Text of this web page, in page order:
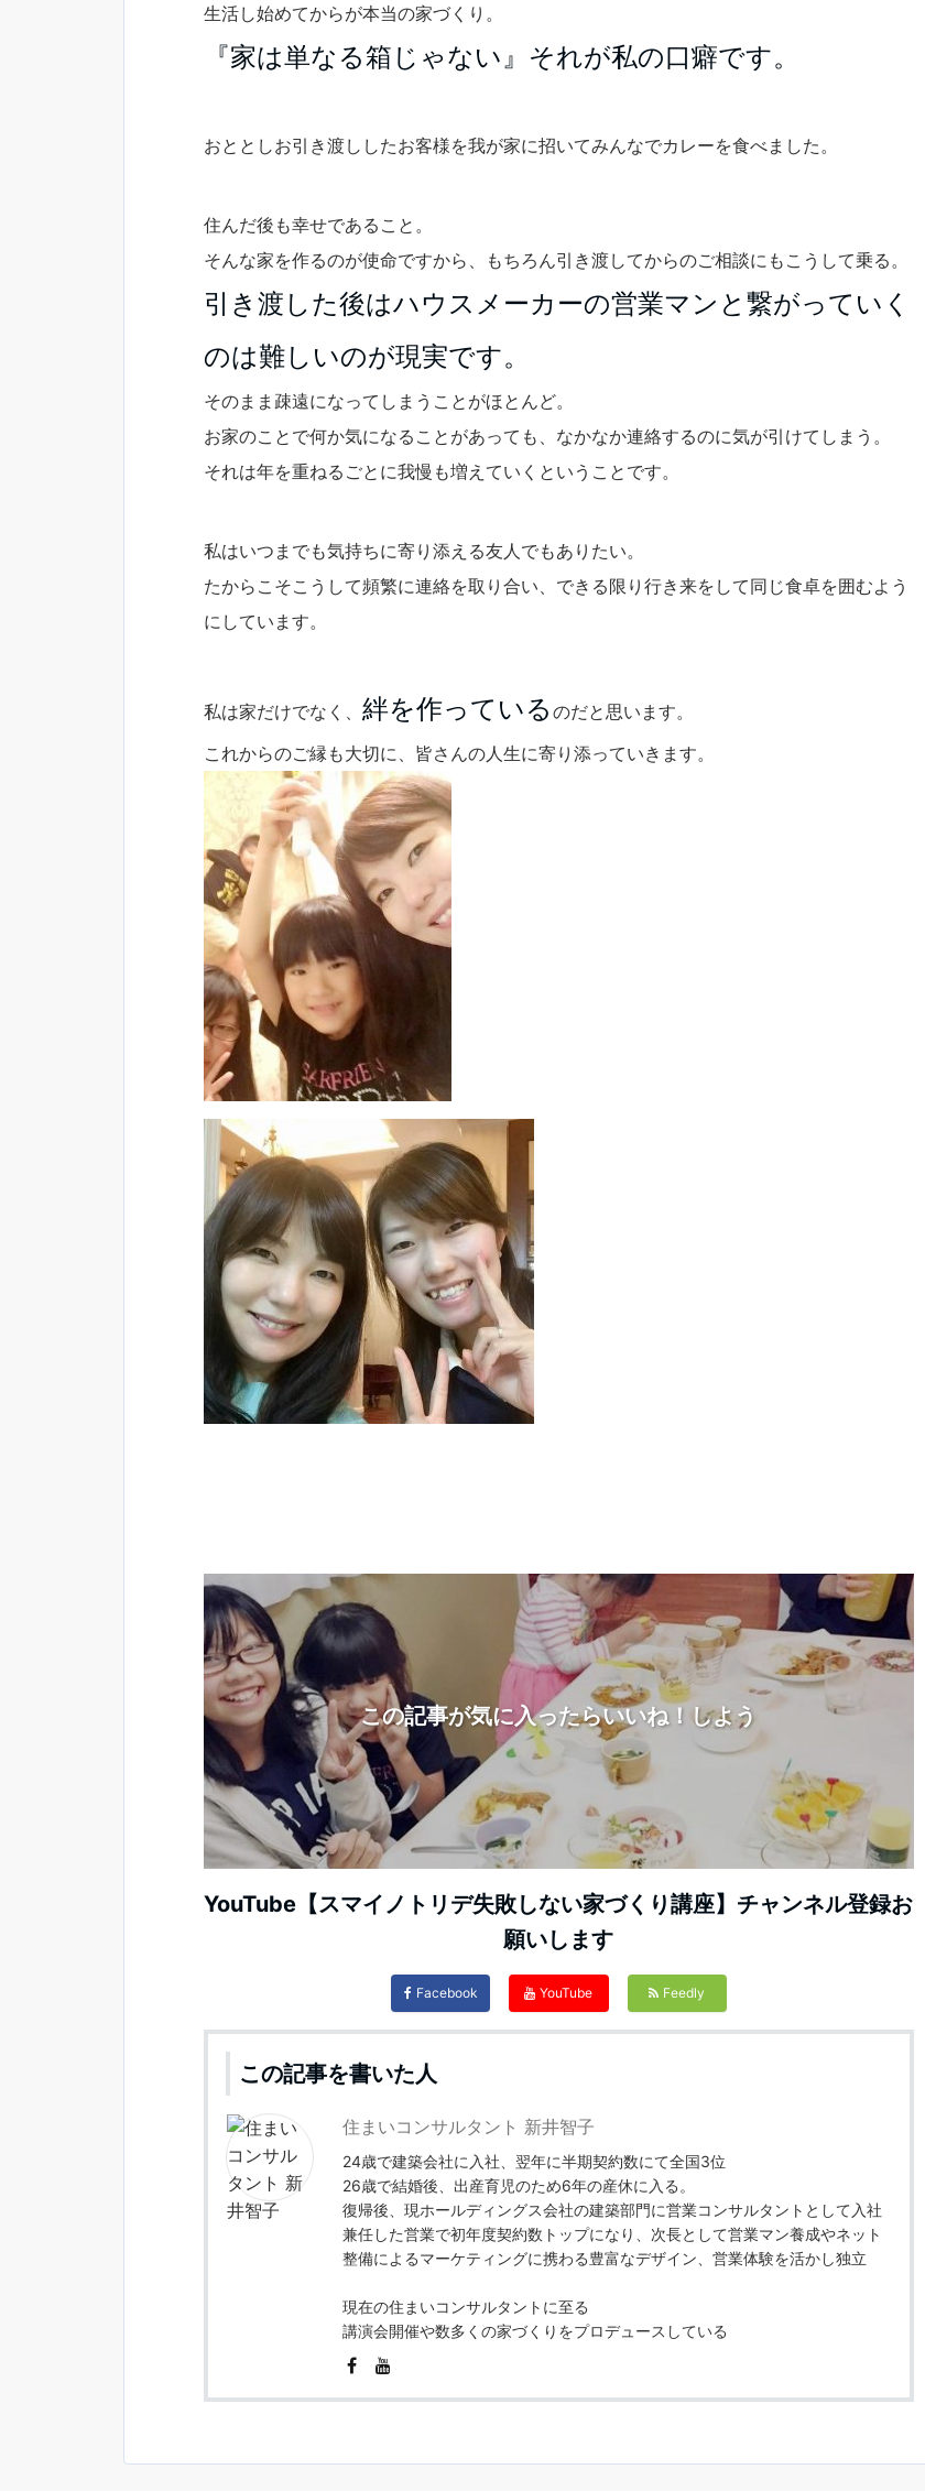
生活し始めてからが本当の家づくり。
『家は単なる箱じゃない』それが私の口癖です。
おととしお引き渡ししたお客様を我が家に招いてみんなでカレーを食べました。
住んだ後も幸せであること。
そんな家を作るのが使命ですから、もちろん引き渡してからのご相談にもこうして乗る。
引き渡した後はハウスメーカーの営業マンと繋がっていく
のは難しいのが現実です。
そのまま疎遠になってしまうことがほとんど。
お家のことで何か気になることがあっても、なかなか連絡するのに気が引けてしまう。
それは年を重ねるごとに我慢も増えていくということです。
私はいつまでも気持ちに寄り添える友人でもありたい。
たからこそこうして頻繁に連絡を取り合い、できる限り行き来をして同じ食卓を囲むよう
にしています。
私は家だけでなく、 絆を作っている のだと思います。
これからのご縁も大切に、皆さんの人生に寄り添っていきます。
この記事が気に入ったらいいね！しよう
YouTube【スマイノトリデ失敗しない家づくり講座】チャンネル登録お
願いします
Facebook YouTube Feedly
この記事を書いた人
住まいコンサルタント 新井智子
24歳で建築会社に入社、翌年に半期契約数にて全国3位
26歳で結婚後、出産育児のため6年の産休に入る。
復帰後、現ホールディングス会社の建築部門に営業コンサルタントとして入社
兼任した営業で初年度契約数トップになり、次長として営業マン養成やネット
整備によるマーケティングに携わる豊富なデザイン、営業体験を活かし独立
現在の住まいコンサルタントに至る
講演会開催や数多くの家づくりをプロデュースしている